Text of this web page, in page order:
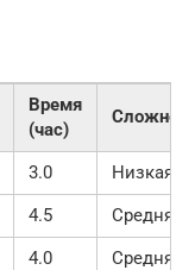
Время
(час)
3.0
Низкая
4.5
Средняя
4.0
Средняя